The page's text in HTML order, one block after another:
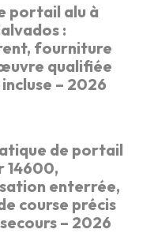
portail alu à
:
fourniture
qualifiée
– 2026
de portail
14600,
enterrée,
course précis
– 2026